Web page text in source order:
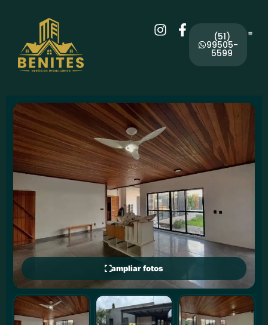
(51)
99505-
5599
ampliar fotos